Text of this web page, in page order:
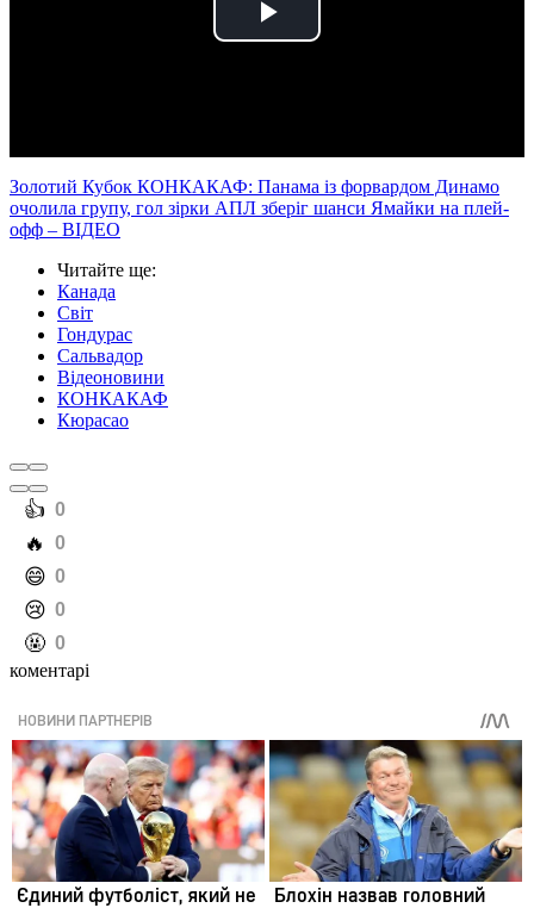
Play
Золотий Кубок КОНКАКАФ: Панама із форвардом Динамо
очолила групу, гол зірки АПЛ зберіг шанси Ямайки на плей-
офф – ВІДЕО
Читайте ще:
Канада
Світ
Гондурас
Сальвадор
Відеоновини
КОНКАКАФ
Кюрасао
️👍 0
️🔥 0
️😄 0
️😢 0
️🤬 0
коментарі